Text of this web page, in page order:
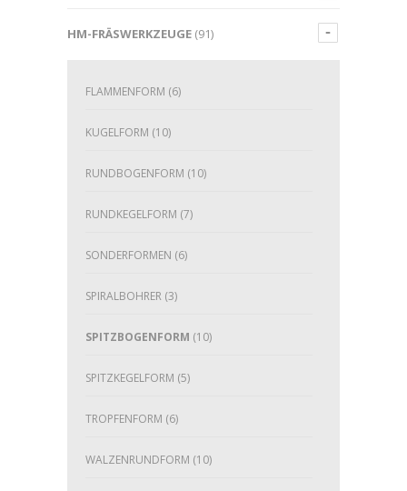
HM-FRÄSWERKZEUGE (91)
FLAMMENFORM (6)
KUGELFORM (10)
RUNDBOGENFORM (10)
RUNDKEGELFORM (7)
SONDERFORMEN (6)
SPIRALBOHRER (3)
SPITZBOGENFORM (10)
SPITZKEGELFORM (5)
TROPFENFORM (6)
WALZENRUNDFORM (10)